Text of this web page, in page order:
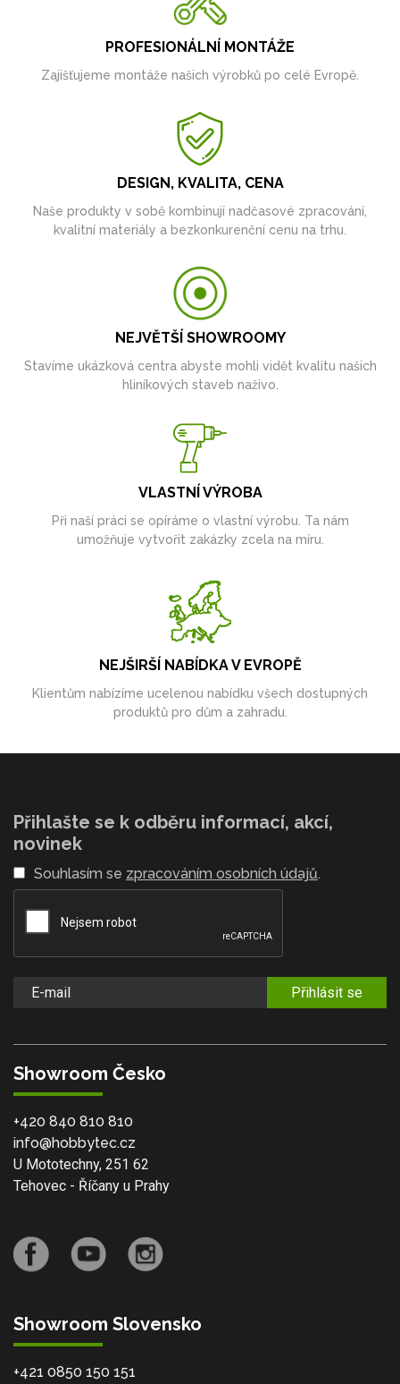
PROFESIONÁLNÍ MONTÁŽE
Zajišťujeme montáže našich výrobků po celé Evropě.
DESIGN, KVALITA, CENA
Naše produkty v sobě kombinují nadčasové zpracování,
kvalitní materiály a bezkonkurenční cenu na trhu.
NEJVĚTŠÍ SHOWROOMY
Stavíme ukázková centra abyste mohli vidět kvalitu našich
hliníkových staveb naživo.
VLASTNÍ VÝROBA
Při naší práci se opíráme o vlastní výrobu. Ta nám
umožňuje vytvořit zakázky zcela na míru.
NEJŠIRŠÍ NABÍDKA V EVROPĚ
Klientům nabízíme ucelenou nabídku všech dostupných
produktů pro dům a zahradu.
Přihlašte se k odběru informací, akcí,
novinek
Souhlasím se zpracováním osobních údajů.
Přihlásit se
Showroom Česko
+420 840 810 810
info@hobbytec.cz
U Mototechny, 251 62
Tehovec - Říčany u Prahy
Showroom Slovensko
+421 0850 150 151